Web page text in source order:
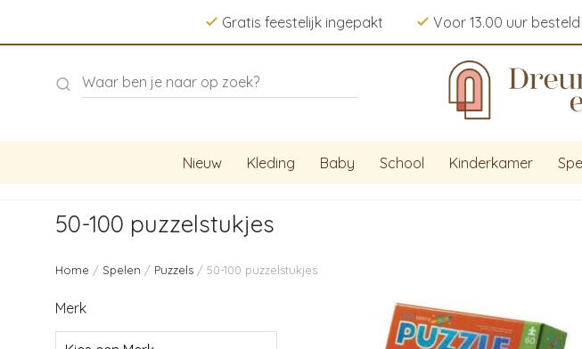
Gratis feestelijk ingepakt Voor 13.00 uur
Nieuw Kleding Baby School Kinderkamer
50-100 puzzelstukjes
Home / Spelen / Puzzels / 50-100 puzzelstukjes
Merk